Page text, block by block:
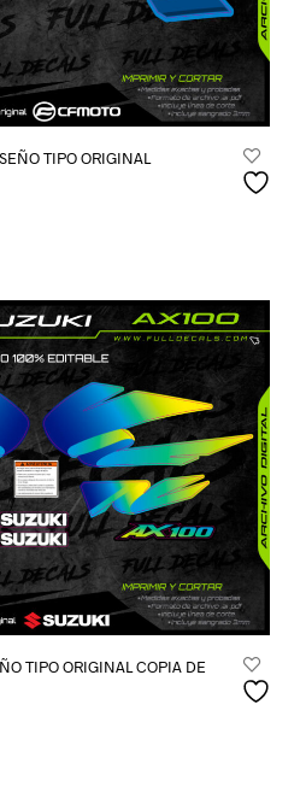
TIPO ORIGINAL
TIPO ORIGINAL COPIA DE